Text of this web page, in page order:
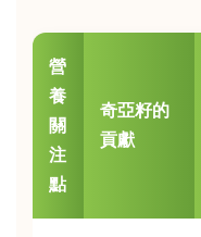
營
養
關
注
點
奇亞籽的
貢獻